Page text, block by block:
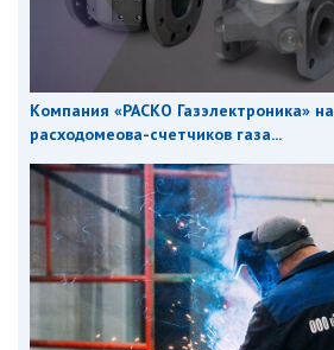
Компания «РАСКО Газэлектроника»
расходомеова-счетчиков газа...